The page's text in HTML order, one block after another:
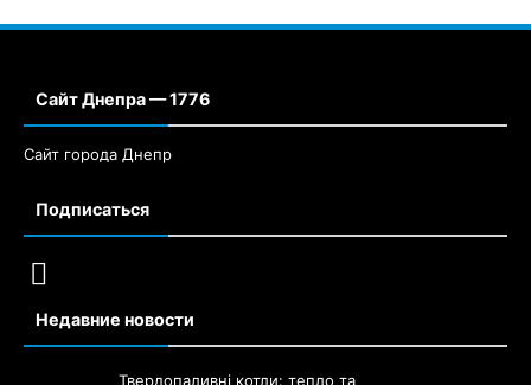
Сайт Днепра — 1776
Сайт города Днепр
Подписаться
Недавние новости
Твердопаливні котли: тепло та